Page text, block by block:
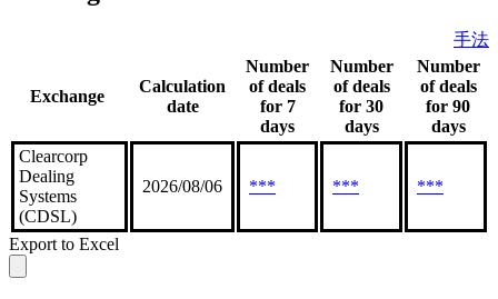
手法
Exchange
Calculation
date
Number
of deals
for 7
days
Number
of deals
for 30
days
Number
of deals
for 90
days
Clearcorp
Dealing
Systems
(CDSL)
2026/08/06 *** *** ***
Export to Excel